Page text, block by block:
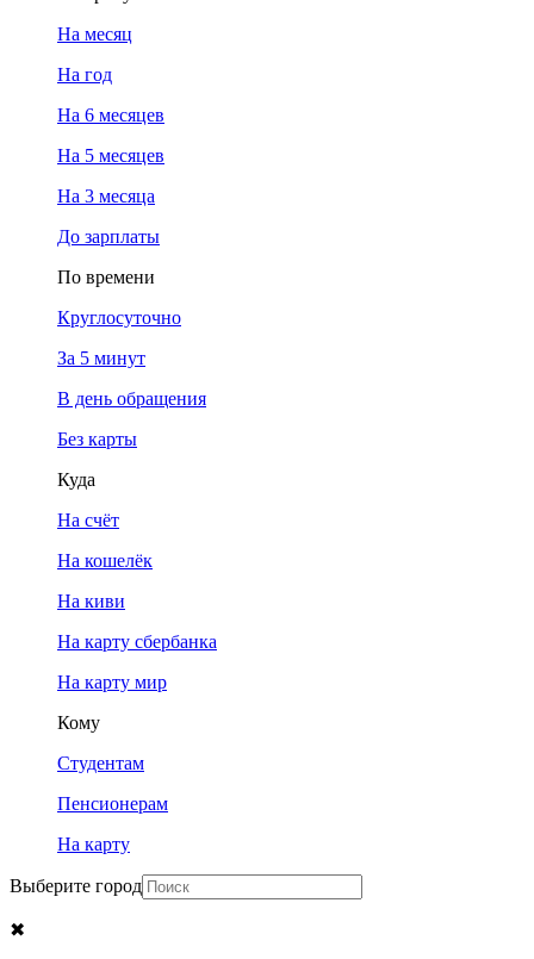
На месяц
На год
На 6 месяцев
На 5 месяцев
На 3 месяца
До зарплаты
По времени
Круглосуточно
За 5 минут
В день обращения
Без карты
Куда
На счёт
На кошелёк
На киви
На карту сбербанка
На карту мир
Кому
Студентам
Пенсионерам
На карту
Выберите город
✖